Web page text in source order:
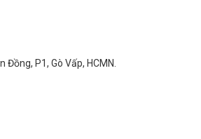
Đồng, P1, Gò Vấp, HCMN.